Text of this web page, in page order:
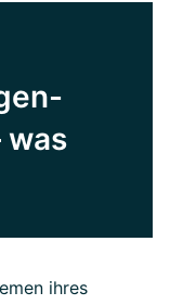
was
ihres